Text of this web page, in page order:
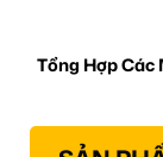
Tổng Hợp Các